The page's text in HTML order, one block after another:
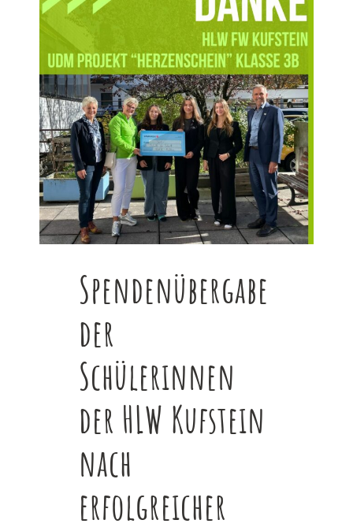
Bild
Spendenübergabe
der
Schülerinnen
der HLW Kufstein
nach
erfolgreicher